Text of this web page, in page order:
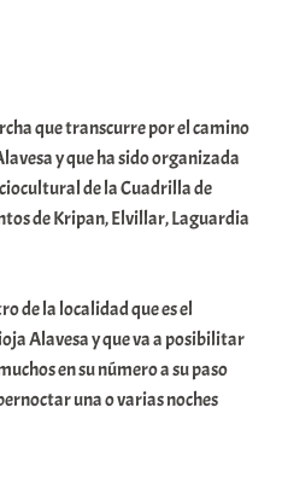
que transcurre por el camino
y que ha sido organizada
de la Cuadrilla de
de Kripan, Elvillar, Laguardia
de la localidad que es el
Alavesa y que va a posibilitar
en su número a su paso
una o varias noches